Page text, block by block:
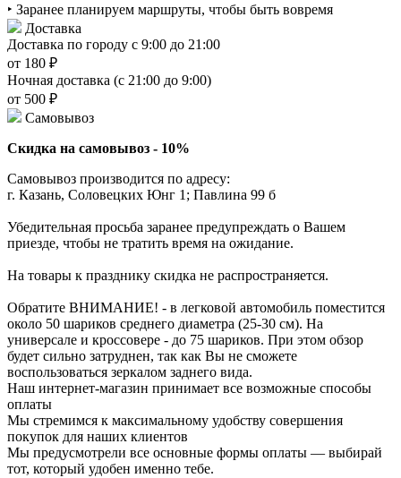
‣ Заранее планируем маршруты, чтобы быть вовремя
Доставка
Доставка по городу с 9:00 до 21:00
от 180 ₽
Ночная доставка (с 21:00 до 9:00)
от 500 ₽
Самовывоз
Скидка на самовывоз - 10%
Самовывоз производится по адресу:
г. Казань, Соловецких Юнг 1; Павлина 99 б
Убедительная просьба заранее предупреждать о Вашем
приезде, чтобы не тратить время на ожидание.
На товары к празднику скидка не распространяется.
Обратите ВНИМАНИЕ! - в легковой автомобиль поместится
около 50 шариков среднего диаметра (25-30 см). На
универсале и кроссовере - до 75 шариков. При этом обзор
будет сильно затруднен, так как Вы не сможете
воспользоваться зеркалом заднего вида.
Наш интернет-магазин принимает все возможные способы
оплаты
Мы стремимся к максимальному удобству совершения
покупок для наших клиентов
Мы предусмотрели все основные формы оплаты — выбирай
тот, который удобен именно тебе.